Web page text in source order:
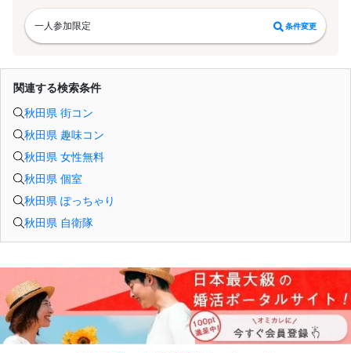
一人参加限定 条件変更
関連する検索条件
秋田県 街コン
秋田県 趣味コン
秋田県 女性無料
秋田県 個室
秋田県 ぽっちゃり
秋田県 自衛隊